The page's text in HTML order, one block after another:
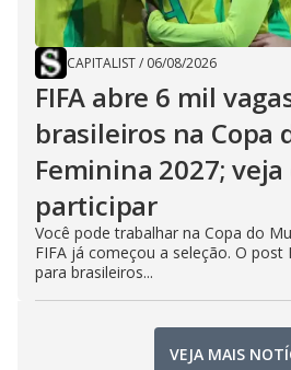
CAPITALIST/ 06/08/2026
FIFA abre 6 mil
brasileiros na Copa
Feminina 2027; veja
participar
Você pode trabalhar na Copa do
FIFA já começou a seleção. O post
para brasileiros...
VEJA MAIS